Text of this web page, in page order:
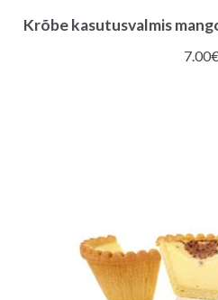
Krõbe kasutusvalmis
7.00€